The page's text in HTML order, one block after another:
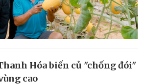
Hóa biến củ "chống đói"
cao